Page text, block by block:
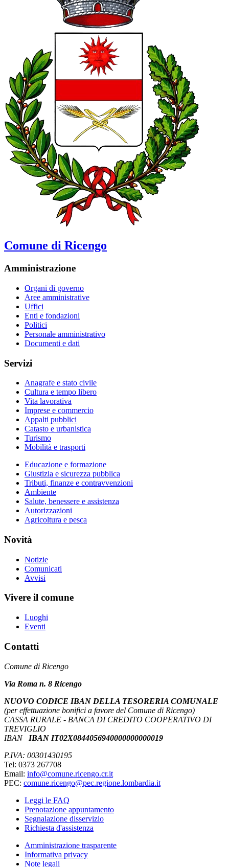
Comune di Ricengo
Amministrazione
Organi di governo
Aree amministrative
Uffici
Enti e fondazioni
Politici
Personale amministrativo
Documenti e dati
Servizi
Anagrafe e stato civile
Cultura e tempo libero
Vita lavorativa
Imprese e commercio
Appalti pubblici
Catasto e urbanistica
Turismo
Mobilità e trasporti
Educazione e formazione
Giustizia e sicurezza pubblica
Tributi, finanze e contravvenzioni
Ambiente
Salute, benessere e assistenza
Autorizzazioni
Agricoltura e pesca
Novità
Notizie
Comunicati
Avvisi
Vivere il comune
Luoghi
Eventi
Contatti
Comune di Ricengo
Via Roma n. 8 Ricengo
NUOVO CODICE IBAN DELLA TESORERIA COMUNALE
(per effettuazione bonifici a favore del Comune di Ricengo)
CASSA RURALE - BANCA DI CREDITO COOPERATIVO DI
TREVIGLIO
IBAN
IBAN IT02X0844056940000000000019
P.IVA: 00301430195
Tel: 0373 267708
Email: info@comune.ricengo.cr.it
PEC: comune.ricengo@pec.regione.lombardia.it
Leggi le FAQ
Prenotazione appuntamento
Segnalazione disservizio
Richiesta d'assistenza
Amministrazione trasparente
Informativa privacy
Note legali